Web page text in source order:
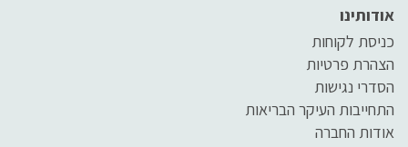
אודותינו
כניסת לקוחות
הצהרת פרטיות
הסדרי נגישות
התחייבות העיקר הבריאות
אודות החברה